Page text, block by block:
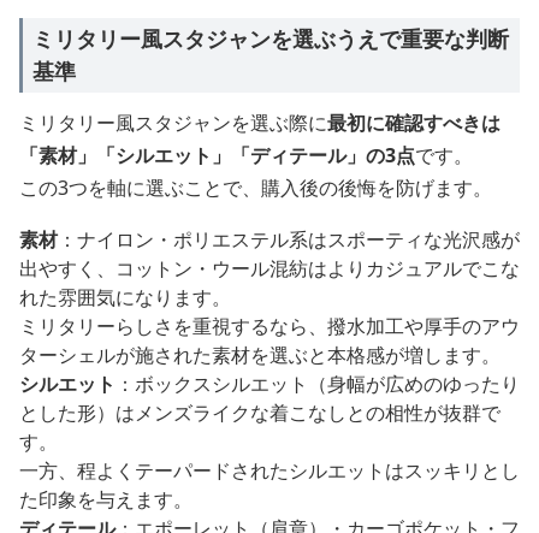
ミリタリー風スタジャンを選ぶうえで重要な判断
基準
ミリタリー風スタジャンを選ぶ際に最初に確認すべきは
「素材」「シルエット」「ディテール」の3点です。
この3つを軸に選ぶことで、購入後の後悔を防げます。
素材：ナイロン・ポリエステル系はスポーティな光沢感が
出やすく、コットン・ウール混紡はよりカジュアルでこな
れた雰囲気になります。
ミリタリーらしさを重視するなら、撥水加工や厚手のアウ
ターシェルが施された素材を選ぶと本格感が増します。
シルエット ：ボックスシルエット（身幅が広めのゆったり
とした形）はメンズライクな着こなしとの相性が抜群で
す。
一方、程よくテーパードされたシルエットはスッキリとし
た印象を与えます。